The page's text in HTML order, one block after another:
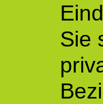
Sie